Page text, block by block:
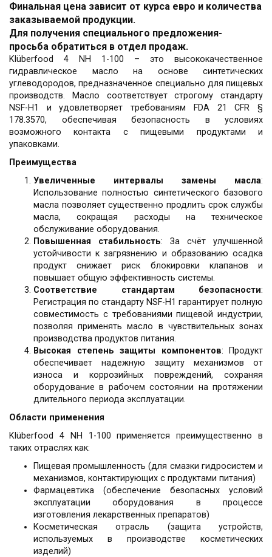
Финальная цена зависит от курса евро и количества
заказываемой продукции.
Для получения специального предложения-
просьба обратиться в отдел продаж.
Klüberfood 4 NH 1-100 – это высококачественное
гидравлическое масло на основе синтетических
углеводородов, предназначенное специально для пищевых
производств. Масло соответствует строгому стандарту
NSF-H1 и удовлетворяет требованиям FDA 21 CFR §
178.3570, обеспечивая безопасность в условиях
возможного контакта с пищевыми продуктами и
упаковками.
Преимущества
Увеличенные интервалы замены масла:
Использование полностью синтетического базового
масла позволяет существенно продлить срок службы
масла, сокращая расходы на техническое
обслуживание оборудования.
Повышенная стабильность: За счёт улучшенной
устойчивости к загрязнению и образованию осадка
продукт снижает риск блокировки клапанов и
повышает общую эффективность системы.
Соответствие стандартам безопасности:
Регистрация по стандарту NSF-H1 гарантирует полную
совместимость с требованиями пищевой индустрии,
позволяя применять масло в чувствительных зонах
производства продуктов питания.
Высокая степень защиты компонентов: Продукт
обеспечивает надежную защиту механизмов от
износа и коррозийных повреждений, сохраняя
оборудование в рабочем состоянии на протяжении
длительного периода эксплуатации.
Области применения
Klüberfood 4 NH 1-100 применяется преимущественно в
таких отраслях как:
Пищевая промышленность (для смазки гидросистем и
механизмов, контактирующих с продуктами питания)
Фармацевтика (обеспечение безопасных условий
эксплуатации оборудования в процессе
изготовления лекарственных препаратов)
Косметическая отрасль (защита устройств,
используемых в производстве косметических
изделий)